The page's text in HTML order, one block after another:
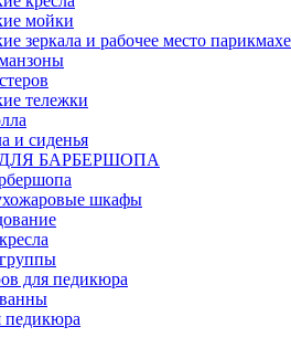
мойки
зеркала и рабочее место
тележки
и сиденья
БАРБЕРШОПА
шкафы
для педикюра
педикюра